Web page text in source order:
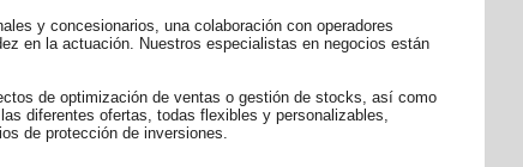
y concesionarios, una colaboración con operadores
en la actuación. Nuestros especialistas en negocios están
de optimización de ventas o gestión de stocks, así como
diferentes ofertas, todas flexibles y personalizables,
de protección de inversiones.